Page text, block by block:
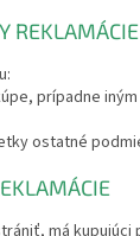
REKLAMÁCIE
prípadne
ostatné